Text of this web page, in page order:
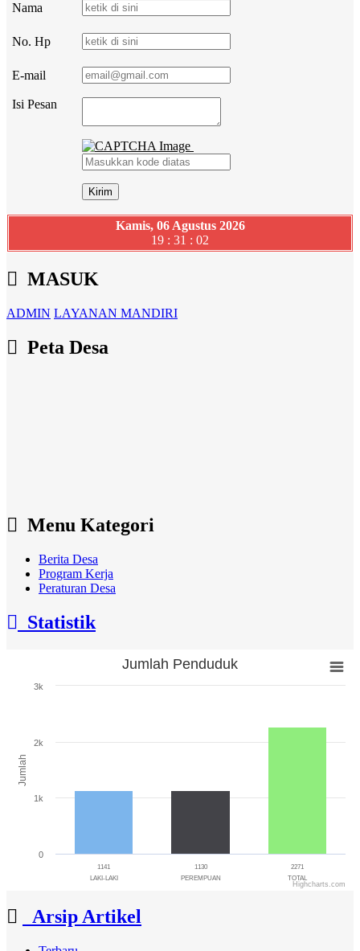
Nama
No. Hp
E-mail
Isi Pesan
Kamis, 06 Agustus 2026
19 : 31 : 03
MASUK
ADMIN LAYANAN MANDIRI
Peta Desa
Menu Kategori
Berita Desa
Program Kerja
Peraturan Desa
Statistik
The chart has 1 Y axis displaying Jumlah. Range: 0 to 3000.
Jumlah
Jumlah Penduduk
1141
LAKI-LAKI
1130
PEREMPUAN
2271
TOTAL
0
1k
2k
3k
Highcharts.com
Arsip Artikel